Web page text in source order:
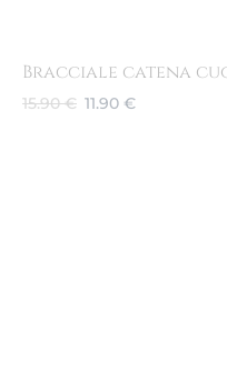
Bracciale catena
15.90€ 11.90 €